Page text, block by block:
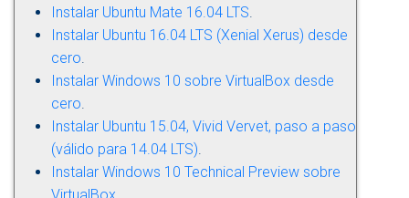
Instalar Ubuntu Mate 16.04 LTS.
Instalar Ubuntu 16.04 LTS (Xenial Xerus) desde
cero.
Instalar Windows 10 sobre VirtualBox desde
cero.
Instalar Ubuntu 15.04, Vivid Vervet, paso a paso
(válido para 14.04 LTS).
Instalar Windows 10 Technical Preview sobre